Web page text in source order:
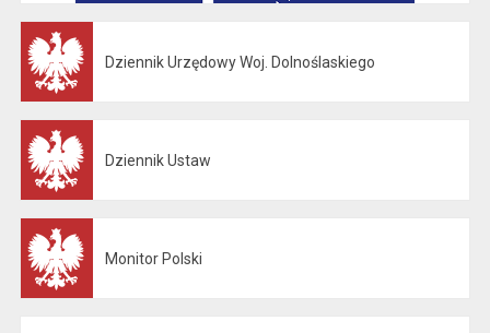
Dziennik Urzędowy Woj. Dolnoślaskiego
Dziennik Ustaw
Monitor Polski